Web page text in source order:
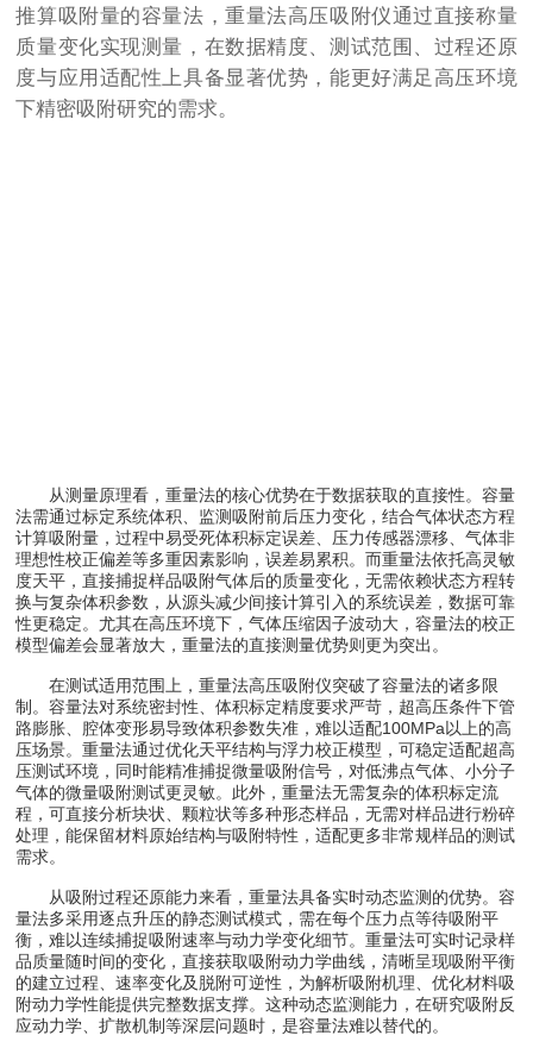
推算吸附量的容量法，重量法高压吸附仪通过直接称量
质量变化实现测量，在数据精度、测试范围、过程还原
度与应用适配性上具备显著优势，能更好满足高压环境
下精密吸附研究的需求。
从测量原理看，重量法的核心优势在于数据获取的直接性。容量
法需通过标定系统体积、监测吸附前后压力变化，结合气体状态方程
计算吸附量，过程中易受死体积标定误差、压力传感器漂移、气体非
理想性校正偏差等多重因素影响，误差易累积。而重量法依托高灵敏
度天平，直接捕捉样品吸附气体后的质量变化，无需依赖状态方程转
换与复杂体积参数，从源头减少间接计算引入的系统误差，数据可靠
性更稳定。尤其在高压环境下，气体压缩因子波动大，容量法的校正
模型偏差会显著放大，重量法的直接测量优势则更为突出。
在测试适用范围上，重量法高压吸附仪突破了容量法的诸多限
制。容量法对系统密封性、体积标定精度要求严苛，超高压条件下管
路膨胀、腔体变形易导致体积参数失准，难以适配100MPa以上的高
压场景。重量法通过优化天平结构与浮力校正模型，可稳定适配超高
压测试环境，同时能精准捕捉微量吸附信号，对低沸点气体、小分子
气体的微量吸附测试更灵敏。此外，重量法无需复杂的体积标定流
程，可直接分析块状、颗粒状等多种形态样品，无需对样品进行粉碎
处理，能保留材料原始结构与吸附特性，适配更多非常规样品的测试
需求。
从吸附过程还原能力来看，重量法具备实时动态监测的优势。容
量法多采用逐点升压的静态测试模式，需在每个压力点等待吸附平
衡，难以连续捕捉吸附速率与动力学变化细节。重量法可实时记录样
品质量随时间的变化，直接获取吸附动力学曲线，清晰呈现吸附平衡
的建立过程、速率变化及脱附可逆性，为解析吸附机理、优化材料吸
附动力学性能提供完整数据支撑。这种动态监测能力，在研究吸附反
应动力学、扩散机制等深层问题时，是容量法难以替代的。